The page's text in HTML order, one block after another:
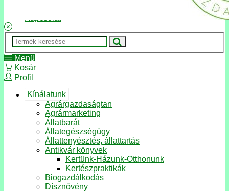
Menü
Kosár
Profil
Kínálatunk
Agrárgazdaságtan
Agrármarketing
Állatbarát
Állategészségügy
Állattenyésztés, állattartás
Antikvár könyvek
Kertünk-Házunk-Otthonunk
Kertészpraktikák
Biogazdálkodás
Dísznövény